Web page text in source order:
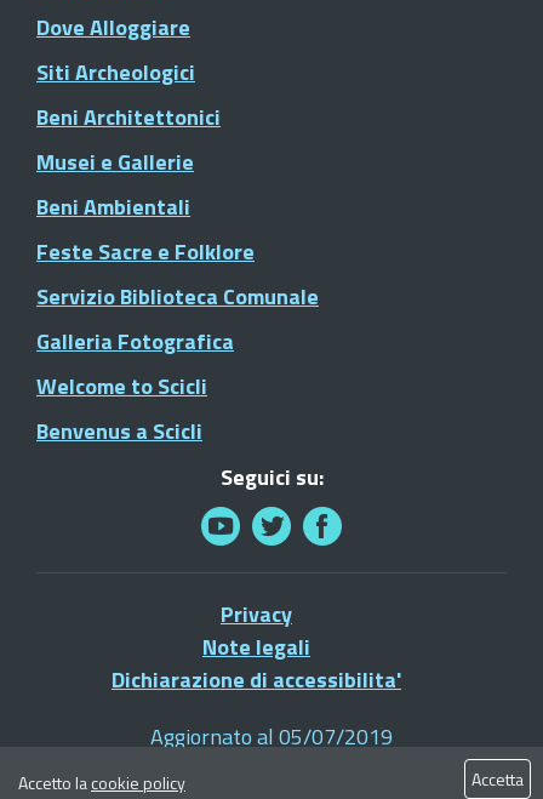
Dove Alloggiare
Siti Archeologici
Beni Architettonici
Musei e Gallerie
Beni Ambientali
Feste Sacre e Folklore
Servizio Biblioteca Comunale
Galleria Fotografica
Welcome to Scicli
Benvenus a Scicli
Seguici su:
Privacy
Note legali
Dichiarazione di accessibilita'
Aggiornato al 05/07/2019
© 2021 Comune di Scicli - Tutti i diritti riservati
Accetto lacookie policy Accetta